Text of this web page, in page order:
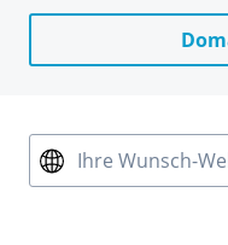
Ihre Wunsch-